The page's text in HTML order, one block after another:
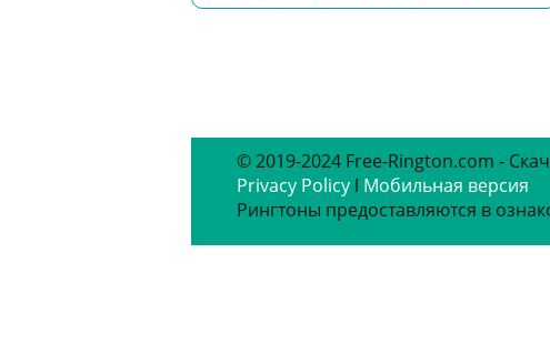
© 2019-2024 Free-Rington.com -
Privacy Policy ǀ Мобильная версия
Рингтоны предоставляются в